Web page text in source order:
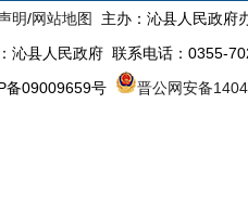
明/网站地图
主办：沁县人民政府
沁县人民政府 联系电话：0355-
备09009659号
晋公网安备